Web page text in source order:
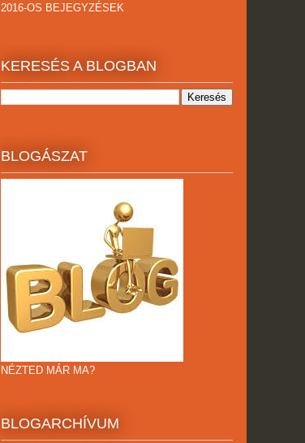
2016-OS BEJEGYZÉSEK
KERESÉS A BLOGBAN
BLOGÁSZAT
NÉZTED MÁR MA?
BLOGARCHÍVUM